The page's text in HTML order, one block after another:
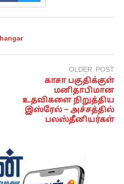
OLDER POST
காசா பகுதிக்குள்
மனிதாபிமான
உதவிகளை நிறுத்திய
இஸ்ரேல் – அச்சத்தில்
பலஸ்தீனியர்கள்